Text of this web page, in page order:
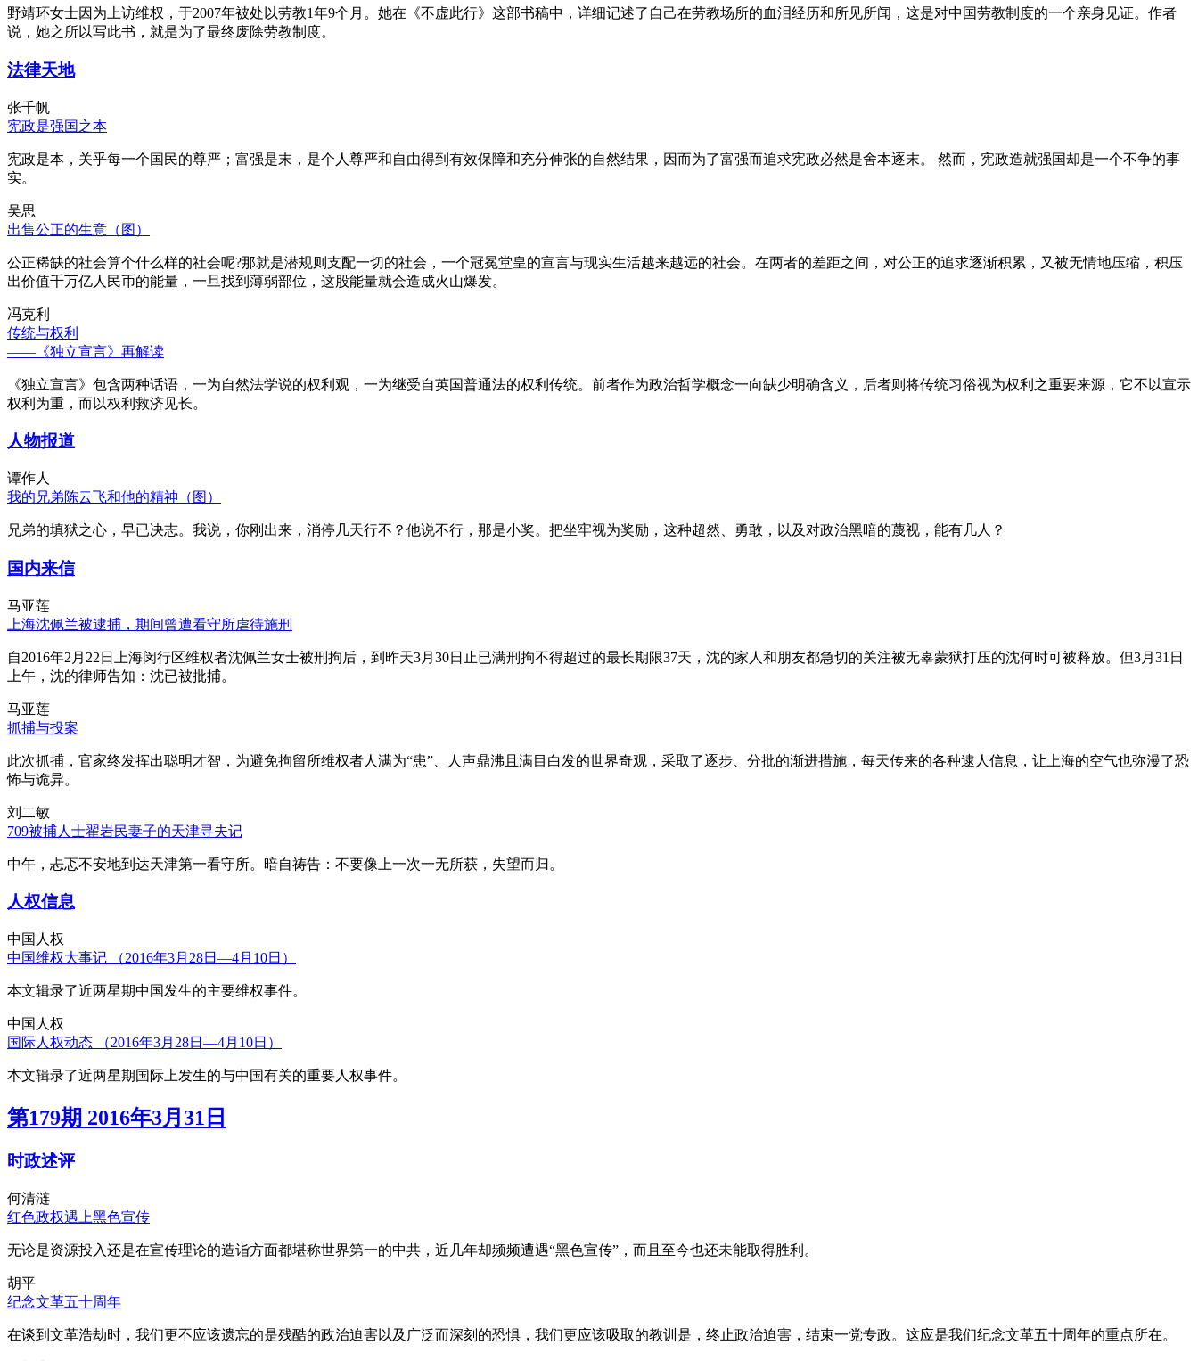
野靖环女士因为上访维权，于2007年被处以劳教1年9个月。她在《不虚此行》这部书稿中，详细记述了自己在劳教场所的血泪经历和所见所闻，这是对中国劳教制度的一个亲身见证。作者
说，她之所以写此书，就是为了最终废除劳教制度。
法律天地
张千帆
宪政是强国之本
宪政是本，关乎每一个国民的尊严；富强是末，是个人尊严和自由得到有效保障和充分伸张的自然结果，因而为了富强而追求宪政必然是舍本逐末。 然而，宪政造就强国却是一个不争的事
实。
吴思
出售公正的生意（图）
公正稀缺的社会算个什么样的社会呢?那就是潜规则支配一切的社会，一个冠冕堂皇的宣言与现实生活越来越远的社会。在两者的差距之间，对公正的追求逐渐积累，又被无情地压缩，积压
出价值千万亿人民币的能量，一旦找到薄弱部位，这股能量就会造成火山爆发。
冯克利
传统与权利
——《独立宣言》再解读
《独立宣言》包含两种话语，一为自然法学说的权利观，一为继受自英国普通法的权利传统。前者作为政治哲学概念一向缺少明确含义，后者则将传统习俗视为权利之重要来源，它不以宣示
权利为重，而以权利救济见长。
人物报道
谭作人
我的兄弟陈云飞和他的精神（图）
兄弟的填狱之心，早已决志。我说，你刚出来，消停几天行不？他说不行，那是小奖。把坐牢视为奖励，这种超然、勇敢，以及对政治黑暗的蔑视，能有几人？
国内来信
马亚莲
上海沈佩兰被逮捕，期间曾遭看守所虐待施刑
自2016年2月22日上海闵行区维权者沈佩兰女士被刑拘后，到昨天3月30日止已满刑拘不得超过的最长期限37天，沈的家人和朋友都急切的关注被无辜蒙狱打压的沈何时可被释放。但3月31日
上午，沈的律师告知：沈已被批捕。
马亚莲
抓捕与投案
此次抓捕，官家终发挥出聪明才智，为避免拘留所维权者人满为“患”、人声鼎沸且满目白发的世界奇观，采取了逐步、分批的渐进措施，每天传来的各种逮人信息，让上海的空气也弥漫了恐
怖与诡异。
刘二敏
709被捕人士翟岩民妻子的天津寻夫记
中午，忐忑不安地到达天津第一看守所。暗自祷告：不要像上一次一无所获，失望而归。
人权信息
中国人权
中国维权大事记 （2016年3月28日—4月10日）
本文辑录了近两星期中国发生的主要维权事件。
中国人权
国际人权动态 （2016年3月28日—4月10日）
本文辑录了近两星期国际上发生的与中国有关的重要人权事件。
第179期 2016年3月31日
时政述评
何清涟
红色政权遇上黑色宣传
无论是资源投入还是在宣传理论的造诣方面都堪称世界第一的中共，近几年却频频遭遇“黑色宣传”，而且至今也还未能取得胜利。
胡平
纪念文革五十周年
在谈到文革浩劫时，我们更不应该遗忘的是残酷的政治迫害以及广泛而深刻的恐惧，我们更应该吸取的教训是，终止政治迫害，结束一党专政。这应是我们纪念文革五十周年的重点所在。